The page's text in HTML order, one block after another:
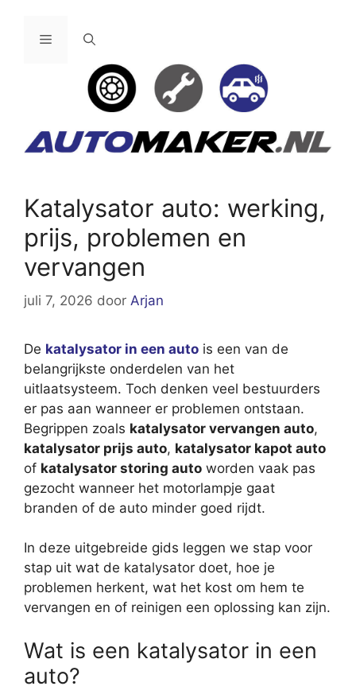
Menu
Katalysator auto: werking,
prijs, problemen en
vervangen
juli 7, 2026 door Arjan
De katalysator in een auto is een van de
belangrijkste onderdelen van het
uitlaatsysteem. Toch denken veel bestuurders
er pas aan wanneer er problemen ontstaan.
Begrippen zoals katalysator vervangen auto,
katalysator prijs auto, katalysator kapot auto
of katalysator storing auto worden vaak pas
gezocht wanneer het motorlampje gaat
branden of de auto minder goed rijdt.
In deze uitgebreide gids leggen we stap voor
stap uit wat de katalysator doet, hoe je
problemen herkent, wat het kost om hem te
vervangen en of reinigen een oplossing kan zijn.
Wat is een katalysator in een
auto?